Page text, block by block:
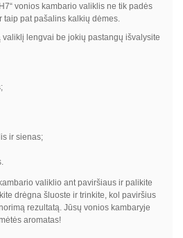
vonios kambario valiklis ne tik padės
taip pat pašalins kalkių dėmes.
lengvai be jokių pastangų išvalysite
ir sienas;
valiklio ant paviršiaus ir palikite
drėgna šluoste ir trinkite, kol paviršius
rezultatą. Jūsų vonios kambaryje
aromatas!